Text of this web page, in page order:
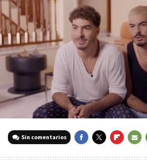
Sin comentarios